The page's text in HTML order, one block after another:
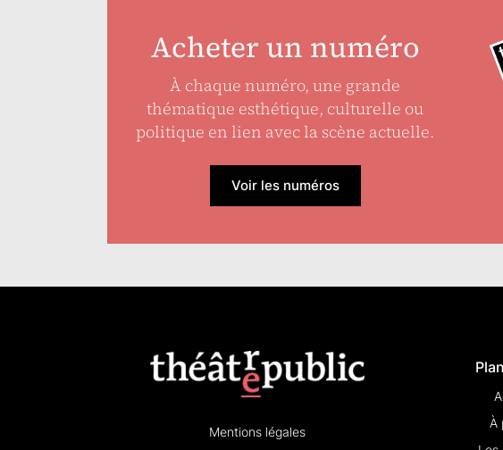
Acheter un numéro
À chaque numéro, une grande
thématique esthétique, culturelle ou
politique en lien avec la scène actuelle.
Voir les numéros
Mentions légales
À